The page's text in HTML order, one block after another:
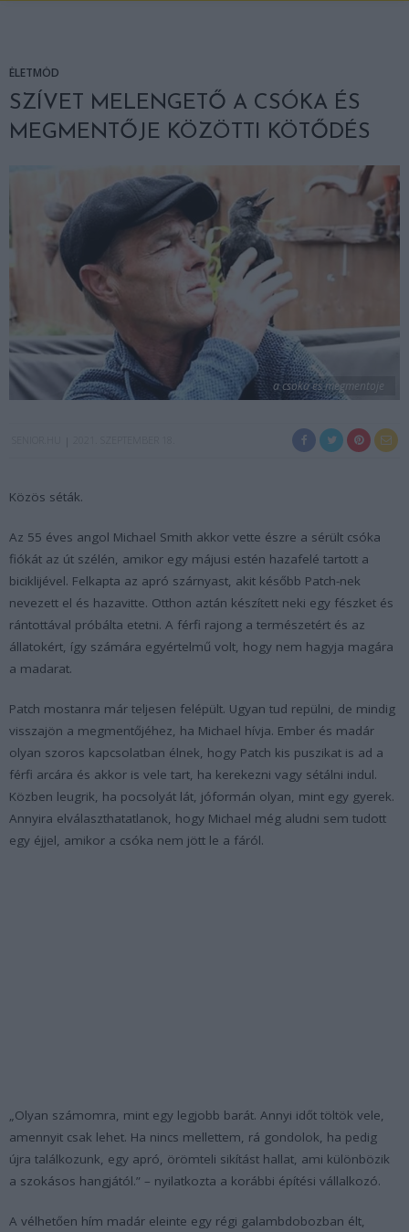
ÉLETMÓD
SZÍVET MELENGETŐ A CSÓKA ÉS
MEGMENTŐJE KÖZÖTTI KÖTŐDÉS
a csoka es megmentoje
Közös séták.
Az 55 éves angol Michael Smith akkor vette észre a sérült csóka
fiókát az út szélén, amikor egy májusi estén hazafelé tartott a
biciklijével. Felkapta az apró szárnyast, akit később Patch-nek
nevezett el és hazavitte. Otthon aztán készített neki egy fészket és
rántottával próbálta etetni. A férfi rajong a természetért és az
állatokért, így számára egyértelmű volt, hogy nem hagyja magára
a madarat.
Patch mostanra már teljesen felépült. Ugyan tud repülni, de mindig
visszajön a megmentőjéhez, ha Michael hívja. Ember és madár
olyan szoros kapcsolatban élnek, hogy Patch kis puszikat is ad a
férfi arcára és akkor is vele tart, ha kerekezni vagy sétálni indul.
Közben leugrik, ha pocsolyát lát, jóformán olyan, mint egy gyerek.
Annyira elválaszthatatlanok, hogy Michael még aludni sem tudott
egy éjjel, amikor a csóka nem jött le a fáról.
„Olyan számomra, mint egy legjobb barát. Annyi időt töltök vele,
amennyit csak lehet. Ha nincs mellettem, rá gondolok, ha pedig
újra találkozunk, egy apró, örömteli sikítást hallat, ami különbözik
a szokásos hangjától.” – nyilatkozta a korábbi építési vállalkozó.
A vélhetően hím madár eleinte egy régi galambdobozban élt,